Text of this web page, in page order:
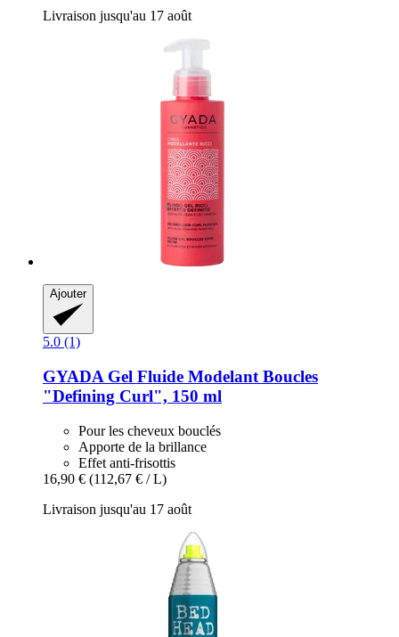
Livraison jusqu'au 17 août
Ajouter
5.0 (1)
GYADA Gel Fluide Modelant Boucles
"Defining Curl", 150 ml
Pour les cheveux bouclés
Apporte de la brillance
Effet anti-frisottis
16,90 € (112,67 € / L)
Livraison jusqu'au 17 août